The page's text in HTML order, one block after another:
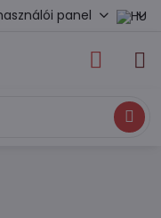
panel
Keresés